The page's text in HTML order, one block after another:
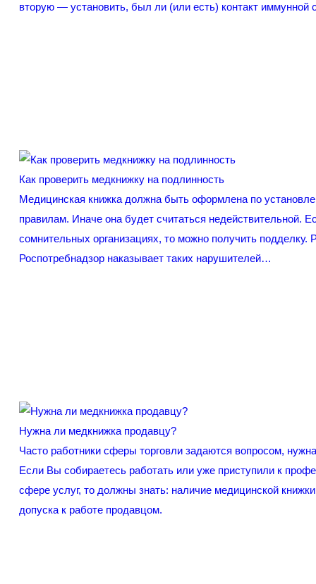
вторую ― установить, был ли (или есть) контакт иммунной
Как проверить медкнижку на подлинность
Медицинская книжка должна быть оформлена по
правилам. Иначе она будет считаться недействительной.
сомнительных организациях, то можно получить подделку.
Роспотребнадзор наказывает таких нарушителей…
Нужна ли медкнижка продавцу?
Часто работники сферы торговли задаются вопросом,
Если Вы собираетесь работать или уже приступили к
сфере услуг, то должны знать: наличие медицинской
допуска к работе продавцом.